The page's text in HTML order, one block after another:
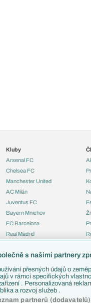
Kluby
Arsenal FC
Chelsea FC
Manchester United
AC Milán
Juventus FC
Bayern Mnichov
FC Barcelona
Real Madrid
s našimi partnery
přesných údajů o
v rámci specifických
. Personalizovaná
a rozvoj služeb .
partnerů (dodavatelů)